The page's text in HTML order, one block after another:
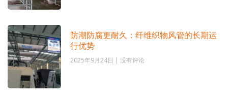
防潮防腐更耐久：纤维织物风管的长期运
行优势
2025年9月24日
没有评论